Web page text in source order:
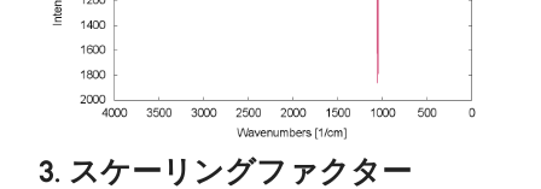
3. スケーリングファクター